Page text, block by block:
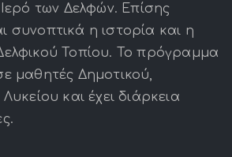
των Δελφών. Επίσης
συνοπτικά η ιστορία και η
Τοπίου. Το πρόγραμμα
μαθητές Δημοτικού,
Λυκείου και έχει διάρκεια